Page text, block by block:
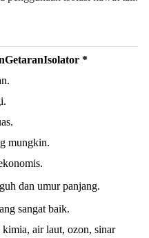
GetaranIsolator *
mungkin.
dan umur panjang.
sangat baik.
air laut, ozon, sinar